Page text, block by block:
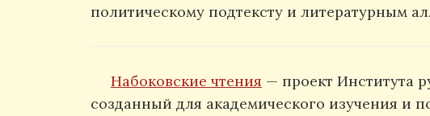
политическому подтексту и литературным
Набоковские чтения — проект Института
созданный для академического изучения и